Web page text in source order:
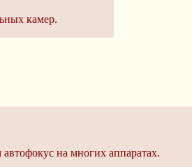
камер.
на многих аппаратах.